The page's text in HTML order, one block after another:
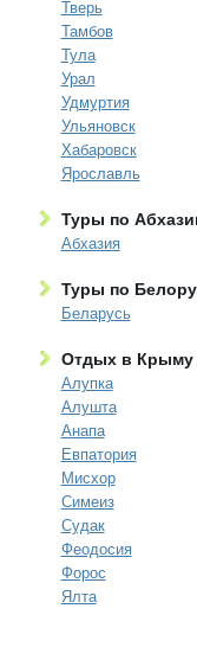
Тверь
Тамбов
Тула
Урал
Удмуртия
Ульяновск
Хабаровск
Ярославль
Туры по
Абхазия
Туры по
Беларусь
Отдых в Крыму
Алупка
Алушта
Анапа
Евпатория
Мисхор
Симеиз
Судак
Феодосия
Форос
Ялта